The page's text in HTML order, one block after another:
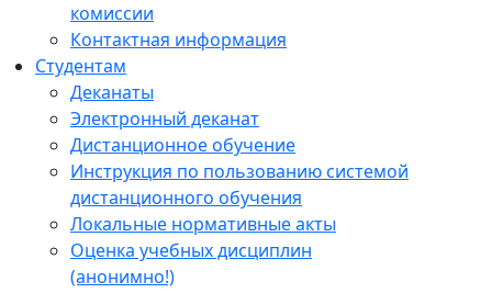
комиссии
Контактная информация
Студентам
Деканаты
Электронный деканат
Дистанционное обучение
Инструкция по пользованию системой
дистанционного обучения
Локальные нормативные акты
Оценка учебных дисциплин
(анонимно!)